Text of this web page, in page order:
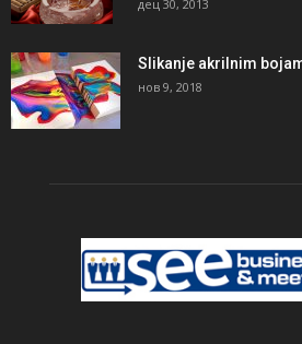
дец 30, 2013
Slikanje akrilnim
нов 9, 2018